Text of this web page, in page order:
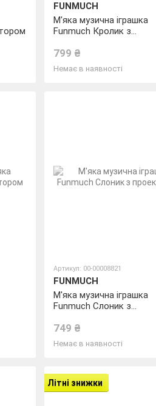
FUNMUCH
М'яка музична іграшка
Funmuch Кролик з
799 ₴
Немає в наявності
Артикул: 00-00008821
FUNMUCH
М'яка музична іграшка
Funmuch Слоник з
749 ₴
Немає в наявності
Літні знижки